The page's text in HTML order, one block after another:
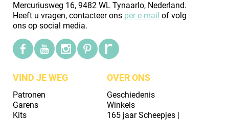
Mercuriusweg 16, 9482 WL Tynaarlo, Nederland.
Heeft u vragen, contacteer ons per e-mail of volg
ons op social media.
VIND JE WEG
Patronen
Garens
Kits
OVER ONS
Geschiedenis
Winkels
165 jaar Scheepjes |